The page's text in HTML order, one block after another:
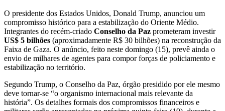
O presidente dos Estados Unidos, Donald Trump, anunciou um
compromisso histórico para a estabilização do Oriente Médio.
Integrantes do recém-criado Conselho da Paz prometeram investir
US$ 5 bilhões (aproximadamente R$ 30 bilhões) na reconstrução da
Faixa de Gaza. O anúncio, feito neste domingo (15), prevê ainda o
envio de milhares de agentes para compor forças de policiamento e
estabilização no território.
Segundo Trump, o Conselho da Paz, órgão presidido por ele mesmo
deve tornar-se “o organismo internacional mais relevante da
história”. Os detalhes formais dos compromissos financeiros e